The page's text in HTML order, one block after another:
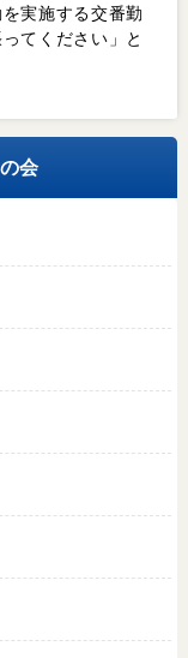
実施する交番勤
てください」と
会